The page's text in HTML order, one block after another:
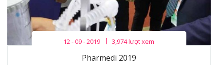
12 - 09 - 2019 3,974 lượt xem
Pharmedi 2019